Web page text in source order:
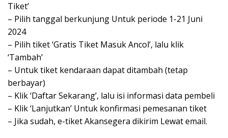
Tiket’
– Pilih tanggal berkunjung Untuk periode 1-21 Juni
2024
– Pilih tiket ‘Gratis Tiket Masuk Ancol’, lalu klik
‘Tambah’
– Untuk tiket kendaraan dapat ditambah (tetap
berbayar)
– Klik ‘Daftar Sekarang’, lalu isi informasi data pembeli
– Klik ‘Lanjutkan’ Untuk konfirmasi pemesanan tiket
– Jika sudah, e-tiket Akansegera dikirim Lewat email.